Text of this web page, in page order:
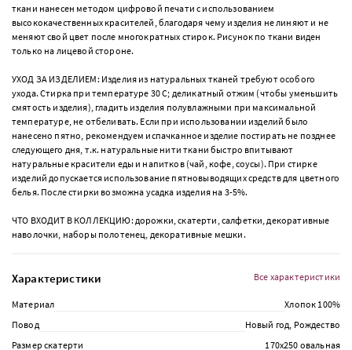
ткани нанесен методом цифровой печати с использованием
высококачественных красителей, благодаря чему изделия не линяют и не
меняют свой цвет после многократных стирок. Рисунок по ткани виден
только на лицевой стороне.
УХОД ЗА ИЗДЕЛИЕМ: Изделия из натуральных тканей требуют особого
ухода. Стирка при температуре 30 С; деликатный отжим (чтобы уменьшить
смятость изделия), гладить изделия полувлажными при максимальной
температуре, не отбеливать. Если при использовании изделий было
нанесено пятно, рекомендуем испачканное изделие постирать не позднее
следующего дня, т.к. натуральные нити ткани быстро впитывают
натуральные красители еды и напитков (чай, кофе, соусы). При стирке
изделий допускается использование пятновыводящих средств для цветного
белья. После стирки возможна усадка изделия на 3-5%.
ЧТО ВХОДИТ В КОЛЛЕКЦИЮ: дорожки, скатерти, салфетки, декоративные
наволочки, наборы полотенец, декоративные мешки.
Характеристики
Материал
Хлопок 100%
Повод
Новый год, Рождество
Размер скатерти
170х250 овальная
Все характеристики